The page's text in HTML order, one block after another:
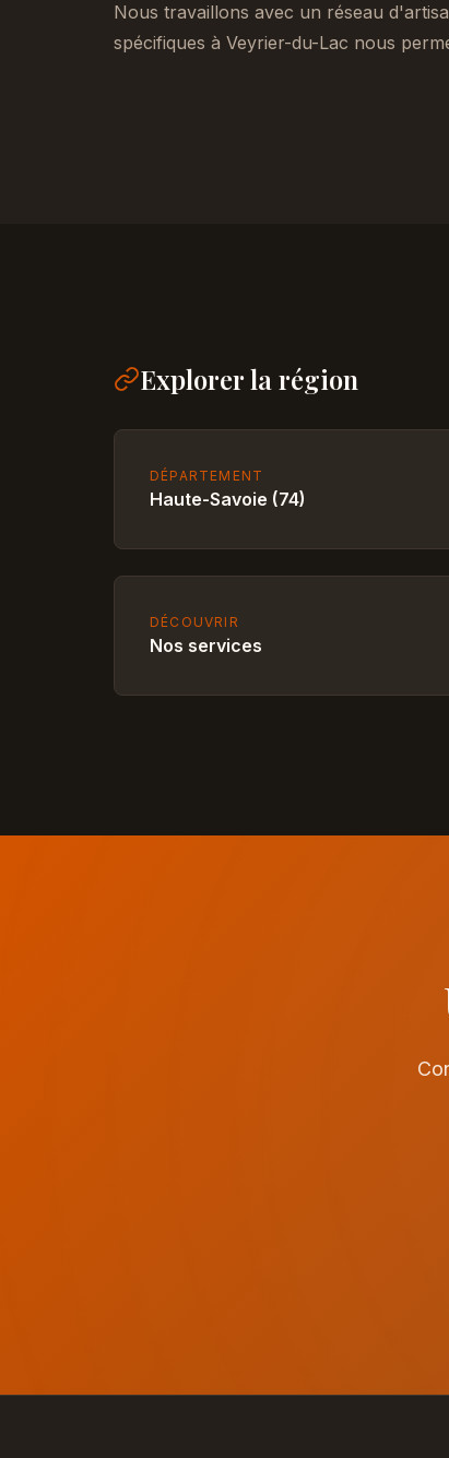
Nous travaillons avec un réseau
spécifiques à Veyrier-du-Lac nous
Explorer la région
DÉPARTEMENT
Haute-Savoie (74)
DÉCOUVRIR
Nos services